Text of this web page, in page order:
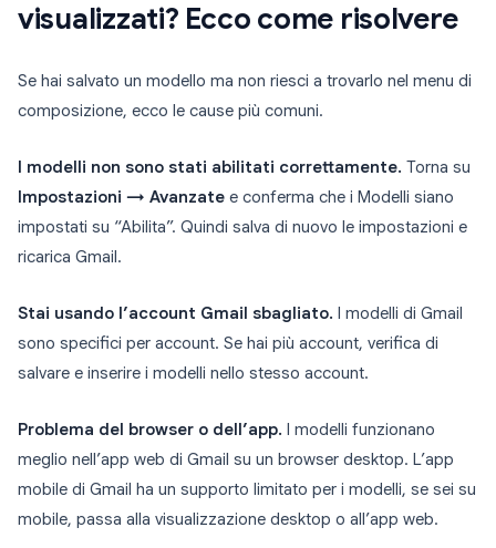
visualizzati? Ecco come risolvere
Se hai salvato un modello ma non riesci a trovarlo nel menu di
composizione, ecco le cause più comuni.
I modelli non sono stati abilitati correttamente. Torna su
Impostazioni → Avanzate e conferma che i Modelli siano
impostati su “Abilita”. Quindi salva di nuovo le impostazioni e
ricarica Gmail.
Stai usando l’account Gmail sbagliato. I modelli di Gmail
sono specifici per account. Se hai più account, verifica di
salvare e inserire i modelli nello stesso account.
Problema del browser o dell’app. I modelli funzionano
meglio nell’app web di Gmail su un browser desktop. L’app
mobile di Gmail ha un supporto limitato per i modelli, se sei su
mobile, passa alla visualizzazione desktop o all’app web.